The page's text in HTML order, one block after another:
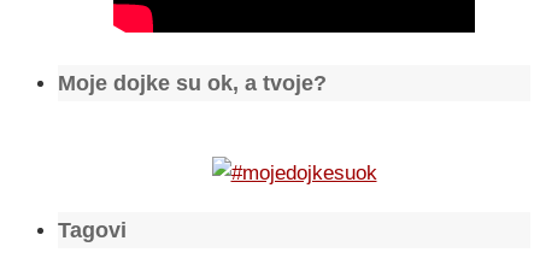
Moje dojke su ok, a tvoje?
Tagovi